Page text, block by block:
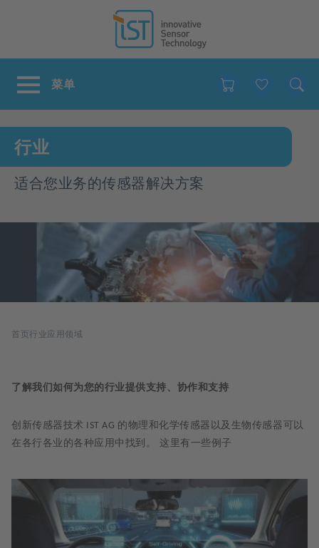
行业
适合您业务的传感器解决方案
面
屑
首页行业应用领域
了解我们如何为您的行业提供支持、协作和支持
创新传感器技术 IST AG 的物理和化学传感器以及生物传感器可以
在各行各业的各种应用中找到。
这里有一些例子